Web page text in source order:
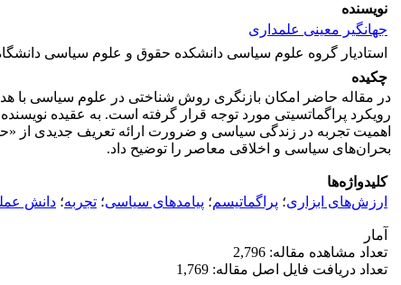
نویسنده
جهانگیر معینی علمداری
استادیار گروه علوم سیاسی دانشکده حقوق و علوم سیاسی
چکیده
در مقاله حاضر امکان بازنگری روش شناختی در علوم سیاسی با
رویکرد پراگماتسیتی مورد توجه قرار گرفته است. به عقیده
اهمیت تجربه در زندگی سیاسی و ضرورت ارائه تعریف جدیدی از
بحران‌های سیاسی و اخلاقی معاصر را توضیح داد.
کلیدواژه‌ها
ارزش‌های ابزاری؛ پراگماتیسم؛ پیامدهای سیاسی؛ تجربه؛ دانش
آمار
تعداد مشاهده مقاله: 2,796
تعداد دریافت فایل اصل مقاله: 1,769